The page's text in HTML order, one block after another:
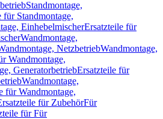
Standmontage,
für Standmontage,
EinhebelmischerErsatzteile für
Wandmontage,
NetzbetriebWandmontage,
Wandmontage,
GeneratorbetriebErsatzteile für
Wandmontage,
für Wandmontage,
für ZubehörFür
für Für